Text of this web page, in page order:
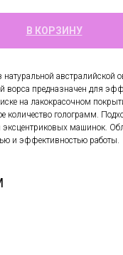
В КОРЗИНУ
австралийской
ворса предназначен для
на лакокрасочном
количество голограмм.
эксцентриковых машинок.
и эффективностью работы.